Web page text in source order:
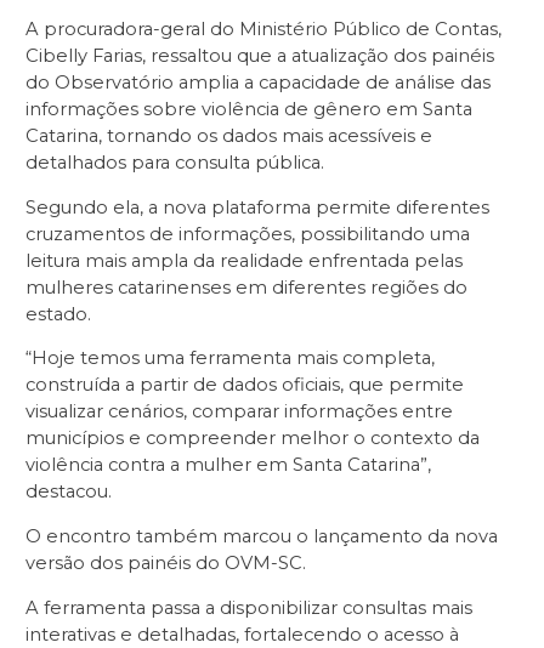
A procuradora-geral do Ministério Público de Contas,
Cibelly Farias, ressaltou que a atualização dos painéis
do Observatório amplia a capacidade de análise das
informações sobre violência de gênero em Santa
Catarina, tornando os dados mais acessíveis e
detalhados para consulta pública.
Segundo ela, a nova plataforma permite diferentes
cruzamentos de informações, possibilitando uma
leitura mais ampla da realidade enfrentada pelas
mulheres catarinenses em diferentes regiões do
estado.
“Hoje temos uma ferramenta mais completa,
construída a partir de dados oficiais, que permite
visualizar cenários, comparar informações entre
municípios e compreender melhor o contexto da
violência contra a mulher em Santa Catarina”,
destacou.
O encontro também marcou o lançamento da nova
versão dos painéis do OVM-SC.
A ferramenta passa a disponibilizar consultas mais
interativas e detalhadas, fortalecendo o acesso à